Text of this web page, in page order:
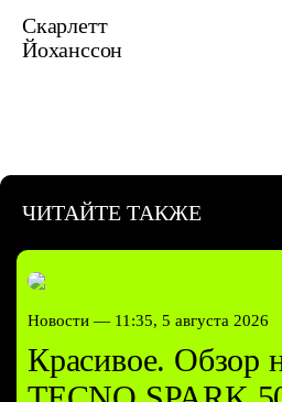
Скарлетт
Йоханссон
ЧИТАЙТЕ ТАКЖЕ
Новости — 11:35, 5 августа 2026
Красивое. Обзор